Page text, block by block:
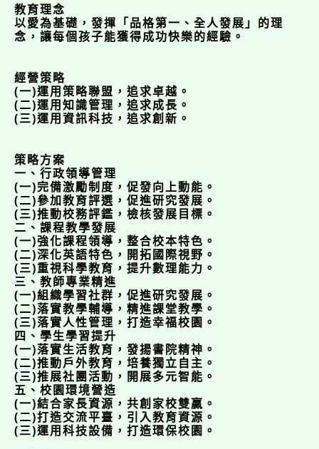
教育理念
以愛為基礎，發揮「品格第一、全人發展」的理
念，讓每個孩子能獲得成功快樂的經驗。
經營策略
(一)運用策略聯盟，追求卓越。
(二)運用知識管理，追求成長。
(三)運用資訊科技，追求創新。
策略方案
一、行政領導管理
(一)完備激勵制度，促發向上動能。
(二)參加教育評選，促進研究發展。
(三)推動校務評鑑，檢核發展目標。
二、課程教學發展
(一)強化課程領導，整合校本特色。
(二)深化英語特色，開拓國際視野。
(三)重視科學教育，提升數理能力。
三、教師專業精進
(一)組織學習社群，促進研究發展。
(二)落實教學輔導，精進課堂教學。
(三)落實人性管理，打造幸福校園。
四、學生學習提升
(一)落實生活教育，發揚書院精神。
(二)推動戶外教育，培養獨立自主。
(三)推展社團活動，開展多元智能。
五、校園環境營造
(一)結合家長資源，共創家校雙贏。
(二)打造交流平臺，引入教育資源。
(三)運用科技設備，打造環保校園。